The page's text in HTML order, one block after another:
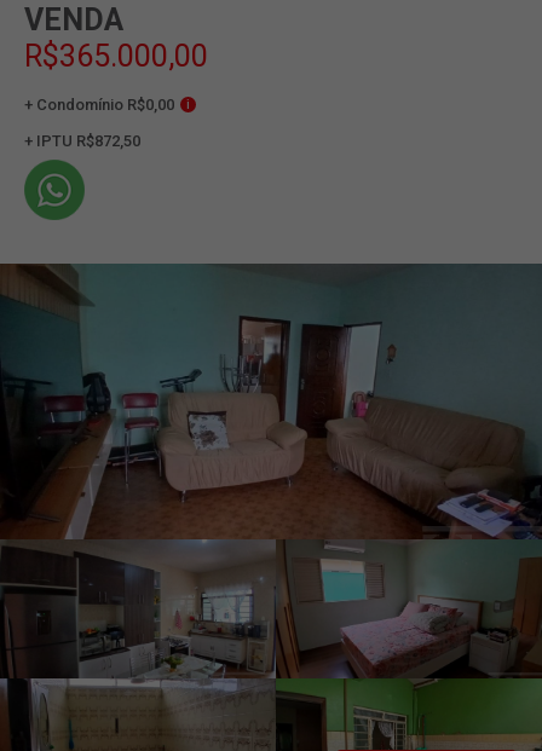
VENDA
R$365.000,00
+ Condomínio R$0,00 i
+ IPTU R$872,50